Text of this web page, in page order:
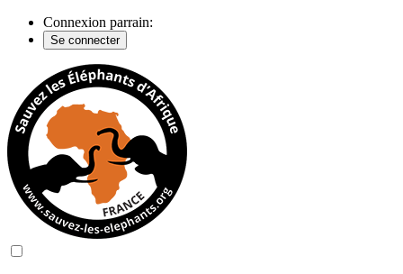
Connexion parrain:
Se connecter